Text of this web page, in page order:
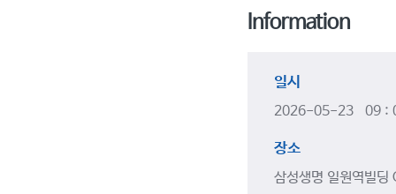
Information
일시
2026-05-23 09
장소
삼성생명 일원역빌딩